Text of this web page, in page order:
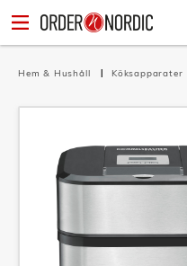
Hem & Hushåll Köksapparater